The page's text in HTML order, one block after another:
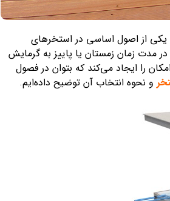
یکی از اصول اساسی در استخر‌های
مدت زمان زمستان یا پاییز به گرمایش
را ایجاد می‌کند که بتوان در فصول
و نحوه انتخاب آن توضیح داده‌ایم.